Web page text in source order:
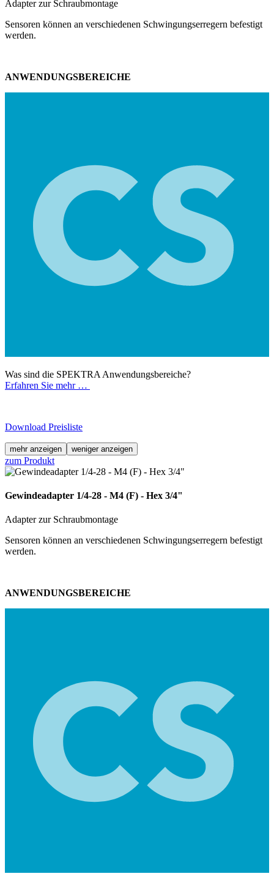
Adapter zur Schraubmontage
Sensoren können an verschiedenen Schwingungserregern befestigt
werden.
ANWENDUNGSBEREICHE
Was sind die SPEKTRA Anwendungsbereiche?
Erfahren Sie mehr …
Download Preisliste
mehr anzeigen weniger anzeigen
zum Produkt
Gewindeadapter 1/4-28 - M4 (F) - Hex 3/4"
Adapter zur Schraubmontage
Sensoren können an verschiedenen Schwingungserregern befestigt
werden.
ANWENDUNGSBEREICHE